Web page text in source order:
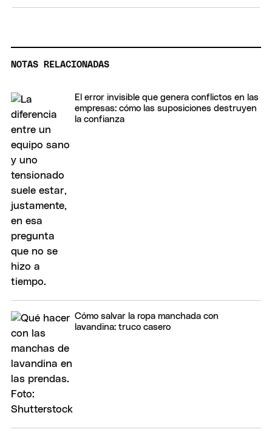
NOTAS RELACIONADAS
El error invisible que genera conflictos en las
empresas: cómo las suposiciones destruyen
la confianza
Cómo salvar la ropa manchada con
lavandina: truco casero